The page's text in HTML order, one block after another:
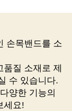
팔
우
하
는
트
렌
손목밴드를 소
품질 소재로 제
수 있습니다.
양한 기능의
세요!